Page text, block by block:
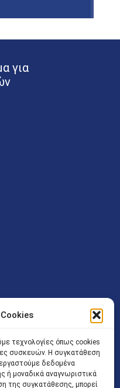
τεχνολογίες όπως cookies
συσκευών. Η συγκατάθεση
δεδομένα
ή μοναδικά αναγνωριστικά
της συγκατάθεσης, μπορεί
για
Ιωνία), επιτρέπεται
ελεύθερα με την
Η είσοδος
του κοινού